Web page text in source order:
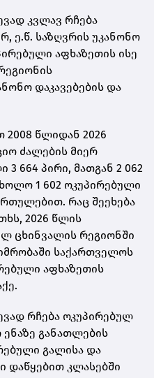
კვლავ რჩება
ე.წ. საზღვრის უკანონო
აფხაზეთის ისე
დაკავებების და
წლიდან 2026
ძალების მიერ
3 664 პირი, მათგან 2 062
1 602 ოკუპირებული
რაც შეეხება
2026 წლის
ცხინვალის რეგიონში
საქართველოს
აფხაზეთის
რჩება ოკუპირებულ
განათლების
გალისა და
დაწყებით კლასებში